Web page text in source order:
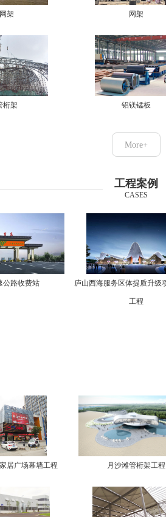
架 网架
桁架 铝镁锰板
More+
工程案例
CASES
公路收费站 庐山西海服务区体提质升级
工程
居广场幕墙工程 月沙滩管桁架工程